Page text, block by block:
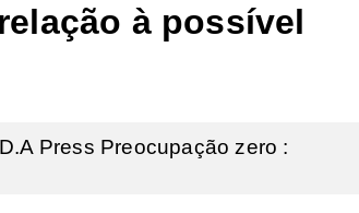
à possível
Press Preocupação zero :